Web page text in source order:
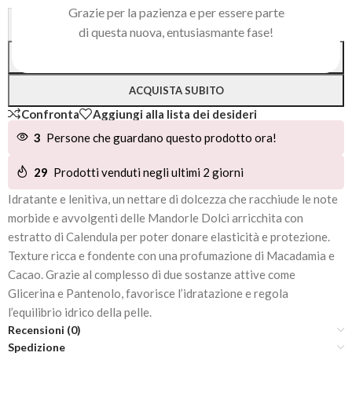
Grazie per la pazienza e per essere parte
di questa nuova, entusiasmante fase!
ACQUISTA SUBITO
Alternative:
Confronta
Aggiungi alla lista dei desideri
3 Persone che guardano questo prodotto ora!
29 Prodotti venduti negli ultimi 2 giorni
Idratante e lenitiva, un nettare di dolcezza che racchiude le note
morbide e avvolgenti delle Mandorle Dolci arricchita con
estratto di Calendula per poter donare elasticità e protezione.
Texture ricca e fondente con una profumazione di Macadamia e
Cacao. Grazie al complesso di due sostanze attive come
Glicerina e Pantenolo, favorisce l’idratazione e regola
l’equilibrio idrico della pelle.
Recensioni (0)
Spedizione